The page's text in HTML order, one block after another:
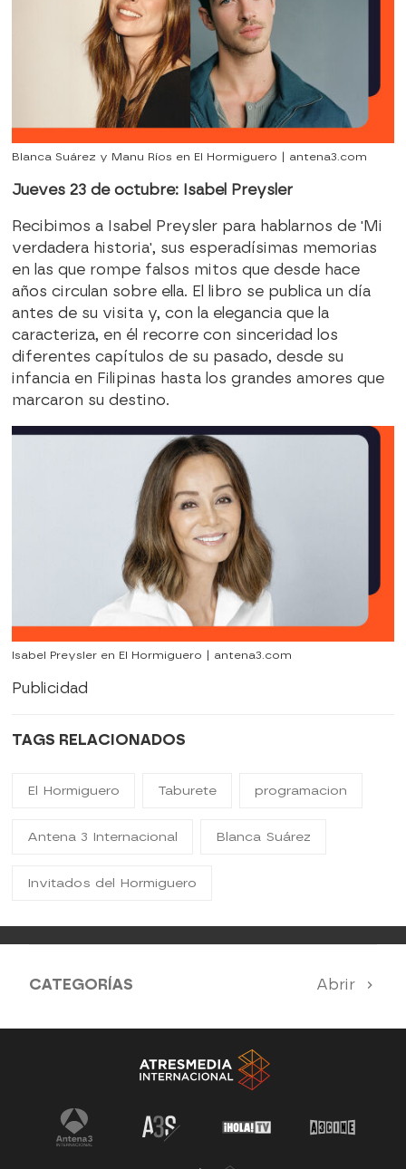
Blanca Suárez y Manu Ríos en El Hormiguero | antena3.com
Jueves 23 de octubre: Isabel Preysler
Recibimos a Isabel Preysler para hablarnos de 'Mi
verdadera historia', sus esperadísimas memorias
en las que rompe falsos mitos que desde hace
años circulan sobre ella. El libro se publica un día
antes de su visita y, con la elegancia que la
caracteriza, en él recorre con sinceridad los
diferentes capítulos de su pasado, desde su
infancia en Filipinas hasta los grandes amores que
marcaron su destino.
Isabel Preysler en El Hormiguero | antena3.com
Publicidad
TAGS RELACIONADOS
El Hormiguero Taburete programacion
Antena 3 Internacional Blanca Suárez
Invitados del Hormiguero
CATEGORÍAS Abrir
Antena 3 Noticias El Hormiguero
Tu cara me suena Pasapalabra